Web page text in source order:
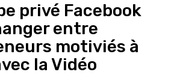
privé Facebook
entre
motiviés à
la Vidéo